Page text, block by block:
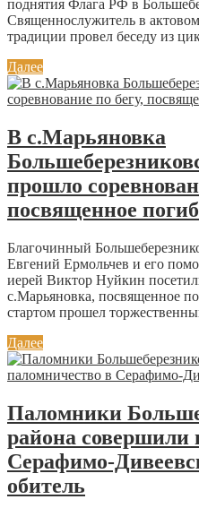
поднятия Флага РФ в
Священнослужитель в
традиции провел беседу из
Далее
В с.Марьяновка
прошло
посвященное
Благочинный
Евгений Ермольчев и его
иерей Виктор Нуйкин
с.Марьяновка, посвященное
стартом прошел
Далее
Паломники
района совершили
Серафимо-
обитель